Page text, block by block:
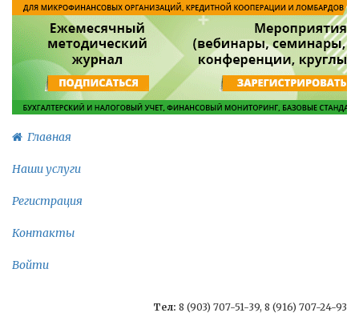
Главная
Наши услуги
Регистрация
Контакты
Войти
Тел: 8 (903) 707-51-39, 8 (916) 707-24-93